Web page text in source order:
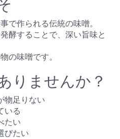
で作られる伝統の味噌。
酵することで、深い旨味と
の味噌です。
りませんか？
物足りない
いる
たい
びたい